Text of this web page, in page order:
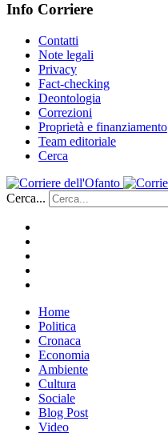
Info Corriere
Contatti
Note legali
Privacy
Fact-checking
Deontologia
Correzioni
Proprietà e finanziamento
Team editoriale
Cerca
Cerca...
Home
Politica
Cronaca
Economia
Ambiente
Cultura
Sociale
Blog Post
Video